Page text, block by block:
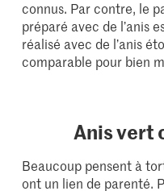
connus. Par contre, le
préparé avec de l’anis
réalisé avec de l’anis
comparable pour bien
Anis vert
Beaucoup pensent à
ont un lien de parenté.